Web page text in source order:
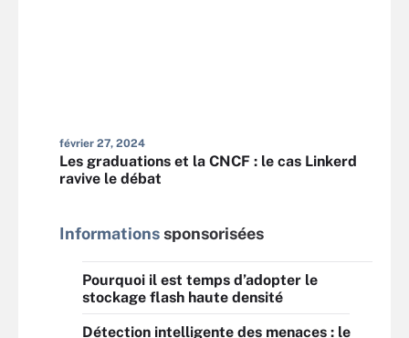
février 27, 2024
Les graduations et la CNCF : le cas Linkerd
ravive le débat
Informationssponsorisées
Pourquoi il est temps d’adopter le
stockage flash haute densité
Détection intelligente des menaces : le